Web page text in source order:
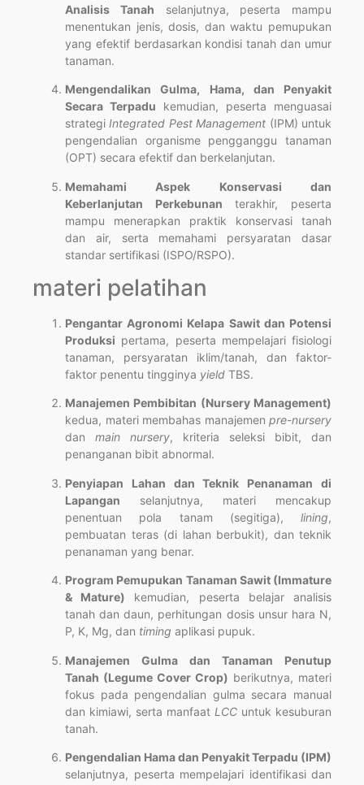
Analisis Tanah selanjutnya, peserta mampu
menentukan jenis, dosis, dan waktu pemupukan
yang efektif berdasarkan kondisi tanah dan umur
tanaman.
Mengendalikan Gulma, Hama, dan Penyakit
Secara Terpadu kemudian, peserta menguasai
strategi Integrated Pest Management (IPM) untuk
pengendalian organisme pengganggu tanaman
(OPT) secara efektif dan berkelanjutan.
Memahami Aspek Konservasi dan
Keberlanjutan Perkebunan terakhir, peserta
mampu menerapkan praktik konservasi tanah
dan air, serta memahami persyaratan dasar
standar sertifikasi (ISPO/RSPO).
materi pelatihan
Pengantar Agronomi Kelapa Sawit dan Potensi
Produksi pertama, peserta mempelajari fisiologi
tanaman, persyaratan iklim/tanah, dan faktor-
faktor penentu tingginya yield TBS.
Manajemen Pembibitan (Nursery Management)
kedua, materi membahas manajemen pre-nursery
dan main nursery, kriteria seleksi bibit, dan
penanganan bibit abnormal.
Penyiapan Lahan dan Teknik Penanaman di
Lapangan selanjutnya, materi mencakup
penentuan pola tanam (segitiga), lining,
pembuatan teras (di lahan berbukit), dan teknik
penanaman yang benar.
Program Pemupukan Tanaman Sawit (Immature
& Mature) kemudian, peserta belajar analisis
tanah dan daun, perhitungan dosis unsur hara N,
P, K, Mg, dan timing aplikasi pupuk.
Manajemen Gulma dan Tanaman Penutup
Tanah (Legume Cover Crop) berikutnya, materi
fokus pada pengendalian gulma secara manual
dan kimiawi, serta manfaat LCC untuk kesuburan
tanah.
Pengendalian Hama dan Penyakit Terpadu (IPM)
selanjutnya, peserta mempelajari identifikasi dan